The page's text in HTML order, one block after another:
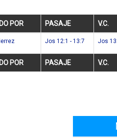
POR PASAJE V.C.
POR PASAJE V.C.
Jos 12:1 - 13:7 Jos